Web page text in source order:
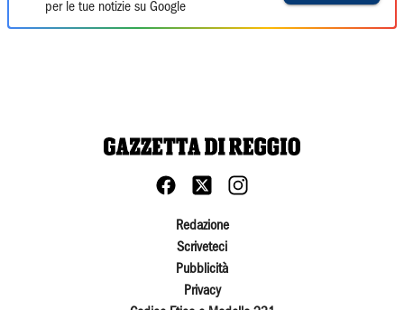
per le tue notizie su Google
Redazione
Scriveteci
Pubblicità
Privacy